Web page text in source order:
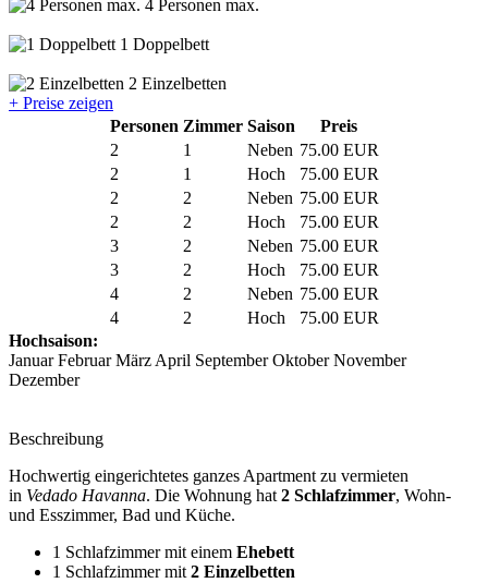
4 Personen max.
1 Doppelbett
2 Einzelbetten
+ Preise zeigen
Personen Zimmer Saison
Preis
2
1 Neben 75.00 EUR
2
1 Hoch
75.00 EUR
2
2 Neben 75.00 EUR
2
2 Hoch
75.00 EUR
3
2 Neben 75.00 EUR
3
2 Hoch
75.00 EUR
4
2 Neben 75.00 EUR
4
2 Hoch
75.00 EUR
Hochsaison:
Januar Februar März April September Oktober November
Dezember
Beschreibung
Hochwertig eingerichtetes ganzes Apartment zu vermieten
in Vedado Havanna. Die Wohnung hat 2 Schlafzimmer, Wohn-
und Esszimmer, Bad und Küche.
1 Schlafzimmer mit einem Ehebett
1 Schlafzimmer mit 2 Einzelbetten